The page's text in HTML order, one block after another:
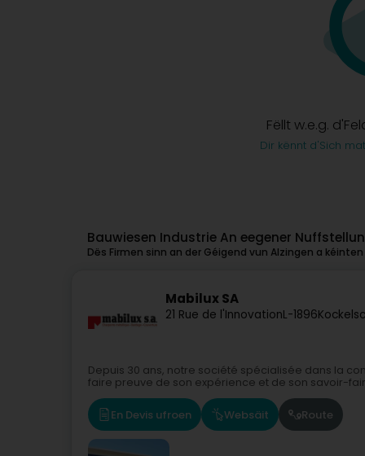
Fëllt w.e.g.
Dir kënnt d'Sich
Bauwiesen Industrie An eegener
Dës Firmen sinn an der Géigend vun Alzingen a
Mabilux SA
21 Rue de l'InnovationL-1896
Depuis 30 ans, notre société spécialisée dans la
faire preuve de son expérience et de son savoir-
En Devis ufroen Websäit Route